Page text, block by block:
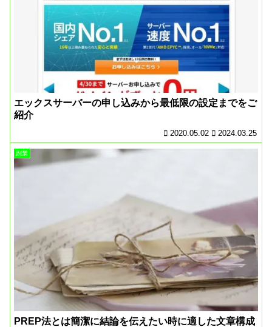
エックスサーバーの申し込みから最低限の設定までをご
紹介
2020.05.02 2024.03.25
副業
PREP法とは簡潔に結論を伝えたい時に適した文章構成